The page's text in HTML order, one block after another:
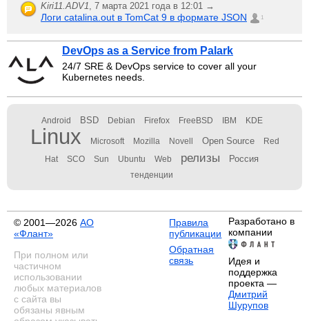
Kiri11.ADV1, 7 марта 2021 года в 12:01 →
Логи catalina.out в TomCat 9 в формате JSON 1
DevOps as a Service from Palark
24/7 SRE & DevOps service to cover all your
Kubernetes needs.
Android BSD Debian Firefox FreeBSD IBM KDE
Linux Microsoft Mozilla Novell Open Source Red
Hat SCO Sun Ubuntu Web релизы Россия
тенденции
© 2001—2026 АО
«Флант»
При полном или
частичном
использовании
любых материалов
с сайта вы
обязаны явным
Правила
публикации
Обратная
связь
Разработано в
компании
Идея и
поддержка
проекта —
Дмитрий
Шурупов